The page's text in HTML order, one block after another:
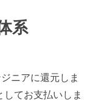
系
ニアに還元しま
てお支払いしま